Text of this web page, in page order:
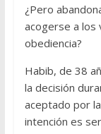
¿Pero
acogerse a los
obediencia?
Habib, de 38
la decisión
aceptado por
intención es